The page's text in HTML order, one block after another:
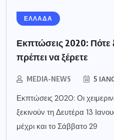
ΕΛΛΑΔΑ
Εκπτώσεις 2020: Πότε
πρέπει να ξέρετε
MEDIA-NEWS 5
Εκπτώσεις 2020: Οι
ξεκινούν τη Δευτέρα 13
μέχρι και το Σάββατο 29